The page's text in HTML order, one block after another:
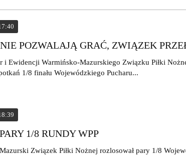
POZWALAJĄ GRAĆ, ZWIĄZEK
i Ewidencji Warmińsko-Mazurskiego Związku Piłki
1/8 finału Wojewódzkiego Pucharu...
1/8 RUNDY WPP
Związek Piłki Nożnej rozlosował pary 1/8